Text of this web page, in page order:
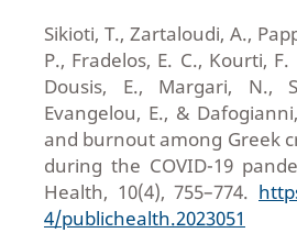
Sikioti, T., Zartaloudi, A.,
P., Fradelos, E. C., Kourti,
Dousis, E., Margari, N.,
Evangelou, E., &
and burnout among Greek
during the COVID-19
Health, 10(4), 755–774.
4/publichealth.2023051